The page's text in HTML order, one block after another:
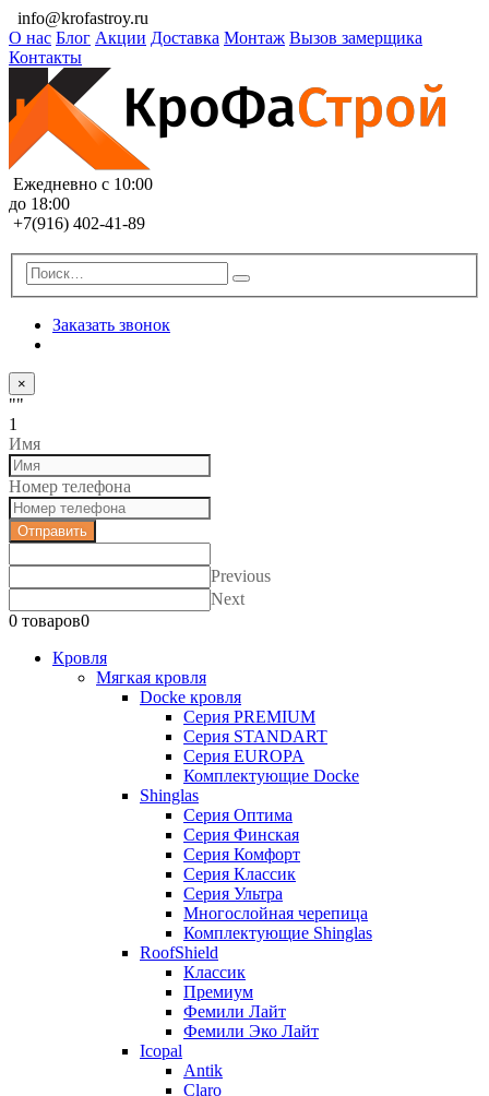
info@krofastroy.ru
О нас Блог Акции Доставка Монтаж Вызов замерщика
Контакты
Ежедневно с 10:00
до 18:00
+7(916) 402-41-89
Заказать звонок
×
""
1
Имя
Номер телефона
Отправить
Previous
Next
0 товаров0
Кровля
Мягкая кровля
Docke кровля
Серия PREMIUM
Серия STANDART
Серия EUROPA
Комплектующие Docke
Shinglas
Серия Оптима
Серия Финская
Серия Комфорт
Серия Классик
Серия Ультра
Многослойная черепица
Комплектующие Shinglas
RoofShield
Классик
Премиум
Фемили Лайт
Фемили Эко Лайт
Icopal
Antik
Claro